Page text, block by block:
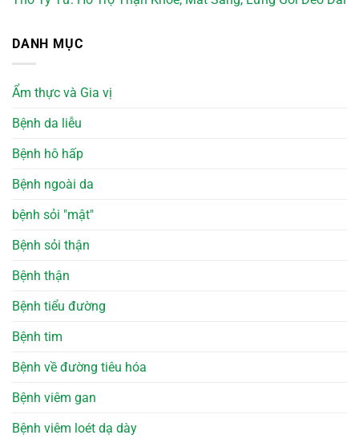
DANH MỤC
Ẩm thực và Gia vị
Bệnh da liễu
Bệnh hô hấp
Bệnh ngoài da
bệnh sỏi "mật"
Bệnh sỏi thận
Bệnh thận
Bệnh tiểu đường
Bệnh tim
Bệnh về đường tiêu hóa
Bệnh viêm gan
Bệnh viêm loét dạ dày